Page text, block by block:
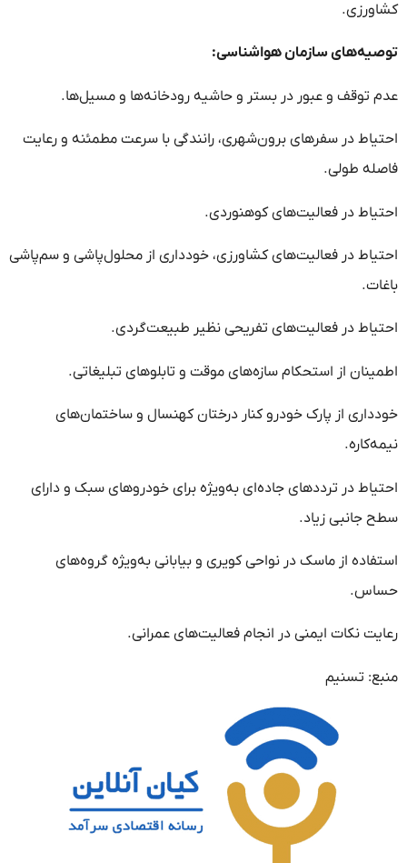
کشاورزی.
توصیه‌های سازمان هواشناسی:
عدم توقف و عبور در بستر و حاشیه رودخانه‌ها و مسیل‌ها.
احتیاط در سفرهای برون‌شهری، رانندگی با سرعت مطمئنه و رعایت
فاصله طولی.
احتیاط در فعالیت‌های کوهنوردی.
احتیاط در فعالیت‌های کشاورزی، خودداری از محلول‌پاشی و سم‌پاشی
باغات.
احتیاط در فعالیت‌های تفریحی نظیر طبیعت‌گردی.
اطمینان از استحکام سازه‌های موقت و تابلوهای تبلیغاتی.
خودداری از پارک خودرو کنار درختان کهنسال و ساختمان‌های
نیمه‌کاره.
احتیاط در ترددهای جاده‌ای به‌ویژه برای خودروهای سبک و دارای
سطح جانبی زیاد.
استفاده از ماسک در نواحی کویری و بیابانی به‌ویژه گروه‌های
حساس.
رعایت نکات ایمنی در انجام فعالیت‌های عمرانی.
منبع: تسنیم